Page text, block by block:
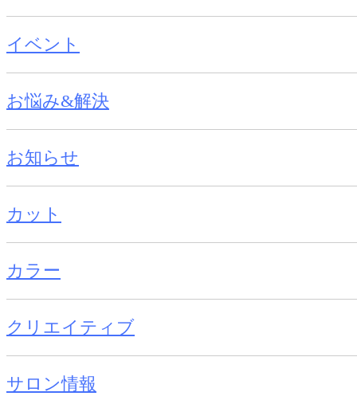
イベント
お悩み&解決
お知らせ
カット
カラー
クリエイティブ
サロン情報